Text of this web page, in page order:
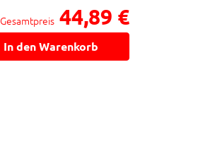
Gesamtpreis 44,89 €
In den Warenkorb